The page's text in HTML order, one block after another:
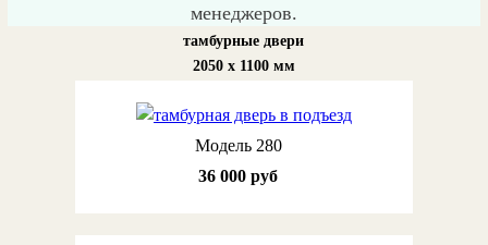
менеджеров.
тамбурные двери
2050 х 1100 мм
Модель 280
36 000 руб